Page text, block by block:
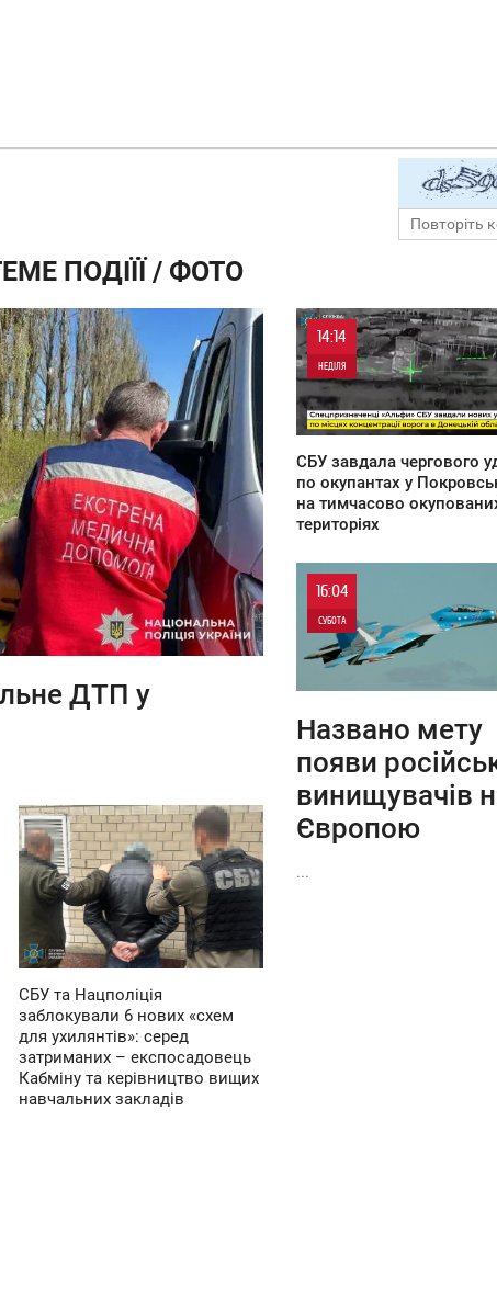
ПОДІЇЇ / ФОТО
ДТП у
СБУ та Нацполіція
заблокували 6 нових «схем
для ухилянтів»: серед
затриманих – експосадовець
Кабміну та керівництво вищих
навчальних закладів
14:14
НЕДІЛЯ
0
СБУ завдала чергового
по окупантах у
на тимчасово
територіях
16:04
СУБОТА
0
Названо мету
появи
винищувачів
Європою
...